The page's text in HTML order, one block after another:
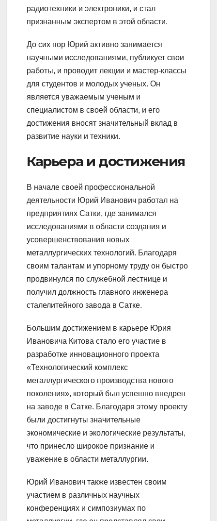
радиотехники и электроники, и стал
признанным экспертом в этой области.
До сих пор Юрий активно занимается
научными исследованиями, публикует свои
работы, и проводит лекции и мастер-классы
для студентов и молодых ученых. Он
является уважаемым ученым и
специалистом в своей области, и его
достижения вносят значительный вклад в
развитие науки и техники.
Карьера и достижения
В начале своей профессиональной
деятельности Юрий Иванович работал на
предприятиях Сатки, где занимался
исследованиями в области создания и
усовершенствования новых
металлургических технологий. Благодаря
своим талантам и упорному труду он быстро
продвинулся по служебной лестнице и
получил должность главного инженера
сталелитейного завода в Сатке.
Большим достижением в карьере Юрия
Ивановича Китова стало его участие в
разработке инновационного проекта
«Технологический комплекс
металлургического производства нового
поколения», который был успешно внедрен
на заводе в Сатке. Благодаря этому проекту
были достигнуты значительные
экономические и экологические результаты,
что принесло широкое признание и
уважение в области металлургии.
Юрий Иванович также известен своим
участием в различных научных
конференциях и симпозиумах по